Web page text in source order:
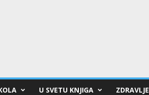
U SVETU KNJIGA ZDRAVLJE